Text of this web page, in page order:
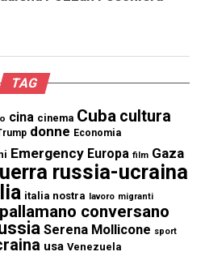
TAG
cina cinema Cuba cultura
donne Economia
Emergency Europa film Gaza
russia-ucraina
italia nostra lavoro migranti
pallamano conversano
Serena Mollicone sport
usa Venezuela